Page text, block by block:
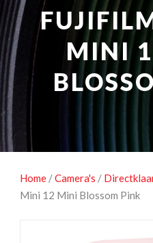
NATUUROBSERVATIE
STUDIOFOTOGRAFIE
MINI
Home /Camera's /
Mini 12 Mini Blossom Pink